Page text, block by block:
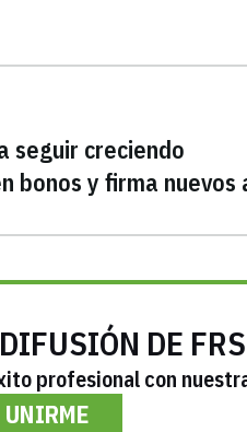
seguir creciendo
bonos y firma nuevos
DE FRS
profesional con
UNIRME